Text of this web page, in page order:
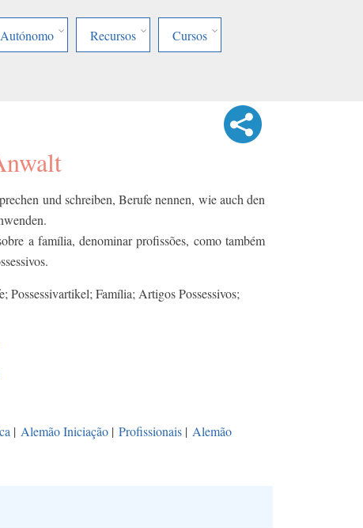
Recursos Cursos
und schreiben, Berufe nennen, wie auch den
a família, denominar profissões, como também
Possessivartikel; Família; Artigos Possessivos;
| Alemão Iniciação | Profissionais | Alemão